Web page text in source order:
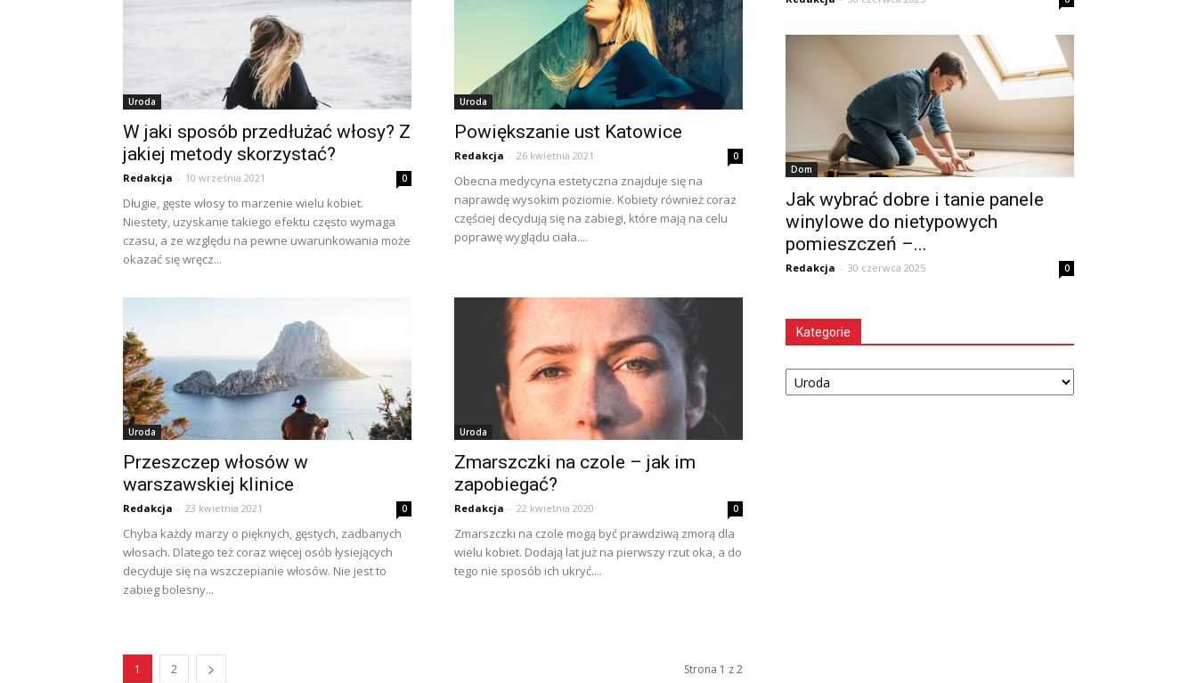
Uroda
W jaki sposób przedłużać włosy? Z
jakiej metody skorzystać?
Redakcja - 10 września 2021 0
Długie, gęste włosy to marzenie wielu kobiet.
Niestety, uzyskanie takiego efektu często wymaga
czasu, a ze względu na pewne uwarunkowania może
okazać się wręcz...
Uroda
Powiększanie ust Katowice
Redakcja - 26 kwietnia 2021 0
Obecna medycyna estetyczna znajduje się na
naprawdę wysokim poziomie. Kobiety również coraz
częściej decydują się na zabiegi, które mają na celu
poprawę wyglądu ciała....
Uroda
Przeszczep włosów w
warszawskiej klinice
Redakcja - 23 kwietnia 2021 0
Chyba każdy marzy o pięknych, gęstych, zadbanych
włosach. Dlatego też coraz więcej osób łysiejących
decyduje się na wszczepianie włosów. Nie jest to
zabieg bolesny...
Uroda
Zmarszczki na czole – jak im
zapobiegać?
Redakcja - 22 kwietnia 2020 0
Zmarszczki na czole mogą być prawdziwą zmorą dla
wielu kobiet. Dodają lat już na pierwszy rzut oka, a do
tego nie sposób ich ukryć....
1 2 Strona 1 z 2
Dom
Jak wybrać dobre i tanie panele
winylowe do nietypowych
pomieszczeń –...
Redakcja - 30 czerwca 2025 0
Kategorie
Kategorie